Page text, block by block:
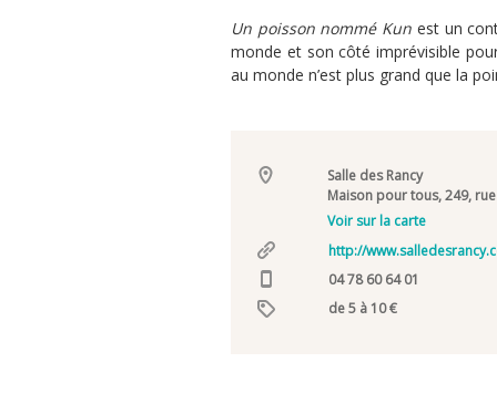
Un poisson nommé Kun est un
monde et son côté imprévisible
au monde n’est plus grand que la
Salle des Rancy
Maison pour tous, 249,
Voir sur la carte
http://
04 78 60 64 01
de 5 à 10 €